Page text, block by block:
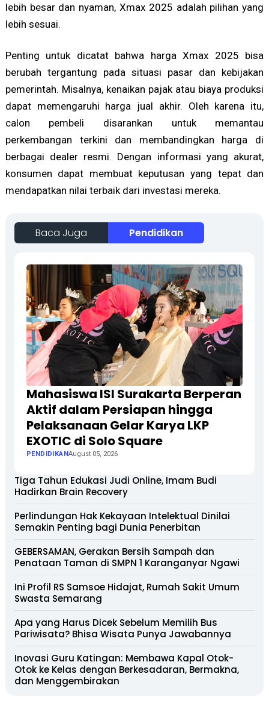
lebih besar dan nyaman, Xmax 2025 adalah pilihan yang
lebih sesuai.
Penting untuk dicatat bahwa harga Xmax 2025 bisa
berubah tergantung pada situasi pasar dan kebijakan
pemerintah. Misalnya, kenaikan pajak atau biaya produksi
dapat memengaruhi harga jual akhir. Oleh karena itu,
calon pembeli disarankan untuk memantau
perkembangan terkini dan membandingkan harga di
berbagai dealer resmi. Dengan informasi yang akurat,
konsumen dapat membuat keputusan yang tepat dan
mendapatkan nilai terbaik dari investasi mereka.
Baca Juga Pendidikan
Mahasiswa ISI Surakarta Berperan
Aktif dalam Persiapan hingga
Pelaksanaan Gelar Karya LKP
EXOTIC di Solo Square
PENDIDIKANAugust 05, 2026
Tiga Tahun Edukasi Judi Online, Imam Budi
Hadirkan Brain Recovery
Perlindungan Hak Kekayaan Intelektual Dinilai
Semakin Penting bagi Dunia Penerbitan
GEBERSAMAN, Gerakan Bersih Sampah dan
Penataan Taman di SMPN 1 Karanganyar Ngawi
Ini Profil RS Samsoe Hidajat, Rumah Sakit Umum
Swasta Semarang
Apa yang Harus Dicek Sebelum Memilih Bus
Pariwisata? Bhisa Wisata Punya Jawabannya
Inovasi Guru Katingan: Membawa Kapal Otok-
Otok ke Kelas dengan Berkesadaran, Bermakna,
dan Menggembirakan